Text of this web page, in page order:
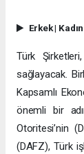
Erkek| Kadın
Türk
sağlayacak.
Kapsamlı
önemli bir
Otoritesi’nin
(DAFZ), Türk